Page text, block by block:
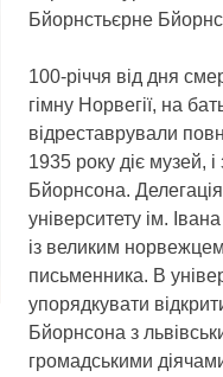
Бйорнстьєрне
100-річчя від дня
гімну Норвегії, на
відреставрували
1935 року діє музей,
Бйорнсона.
університету ім.
із великим
письменника. В
упорядкувати
Бйорнсона з
громадськими